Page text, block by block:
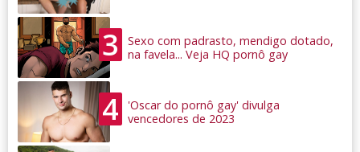
3
Sexo com padrasto, mendigo dotado,
na favela... Veja HQ pornô gay
4
'Oscar do pornô gay' divulga
vencedores de 2023